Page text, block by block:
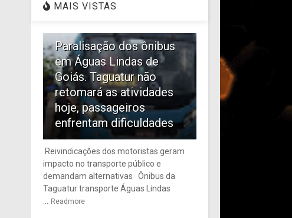
MAIS VISTAS
Paralisação dos ônibus
em Águas Lindas de
Goiás. Taguatur não
retomará as atividades
hoje, passageiros
enfrentam dificuldades
Reivindicações dos motoristas geram
impacto no transporte público e
demandam alternativas Ônibus da
Taguatur transporte Águas Lindas
Readmore